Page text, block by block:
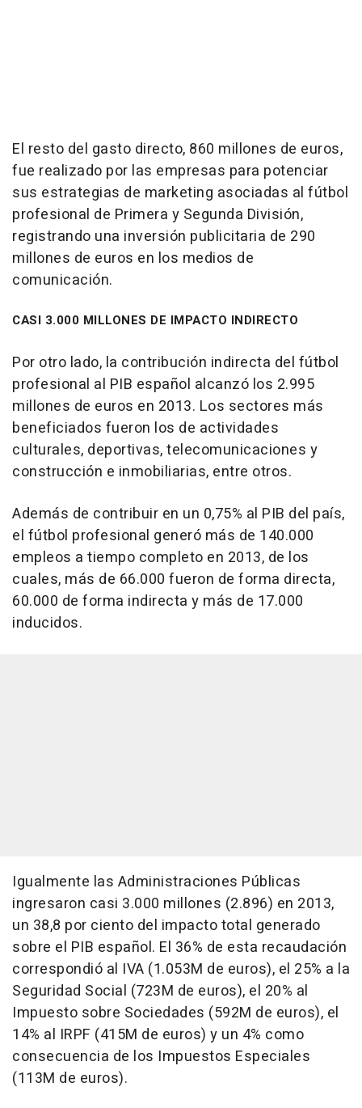
El resto del gasto directo, 860 millones de euros,
fue realizado por las empresas para potenciar
sus estrategias de marketing asociadas al fútbol
profesional de Primera y Segunda División,
registrando una inversión publicitaria de 290
millones de euros en los medios de
comunicación.
CASI 3.000 MILLONES DE IMPACTO INDIRECTO
Por otro lado, la contribución indirecta del fútbol
profesional al PIB español alcanzó los 2.995
millones de euros en 2013. Los sectores más
beneficiados fueron los de actividades
culturales, deportivas, telecomunicaciones y
construcción e inmobiliarias, entre otros.
Además de contribuir en un 0,75% al PIB del país,
el fútbol profesional generó más de 140.000
empleos a tiempo completo en 2013, de los
cuales, más de 66.000 fueron de forma directa,
60.000 de forma indirecta y más de 17.000
inducidos.
Igualmente las Administraciones Públicas
ingresaron casi 3.000 millones (2.896) en 2013,
un 38,8 por ciento del impacto total generado
sobre el PIB español. El 36% de esta recaudación
correspondió al IVA (1.053M de euros), el 25% a la
Seguridad Social (723M de euros), el 20% al
Impuesto sobre Sociedades (592M de euros), el
14% al IRPF (415M de euros) y un 4% como
consecuencia de los Impuestos Especiales
(113M de euros).